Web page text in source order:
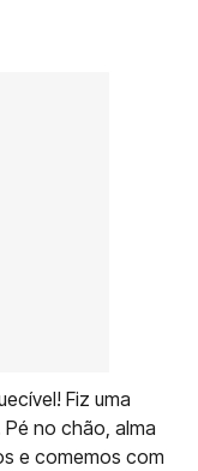
Fiz uma
no chão, alma
e comemos com